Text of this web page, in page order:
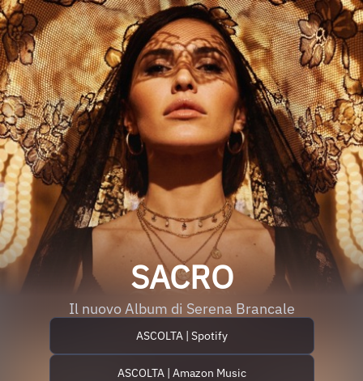
SACRO
Il nuovo Album di Serena Brancale
ASCOLTA | Spotify
ASCOLTA | Amazon Music